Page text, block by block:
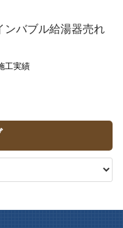
ンバブル給湯器売れ
工実績